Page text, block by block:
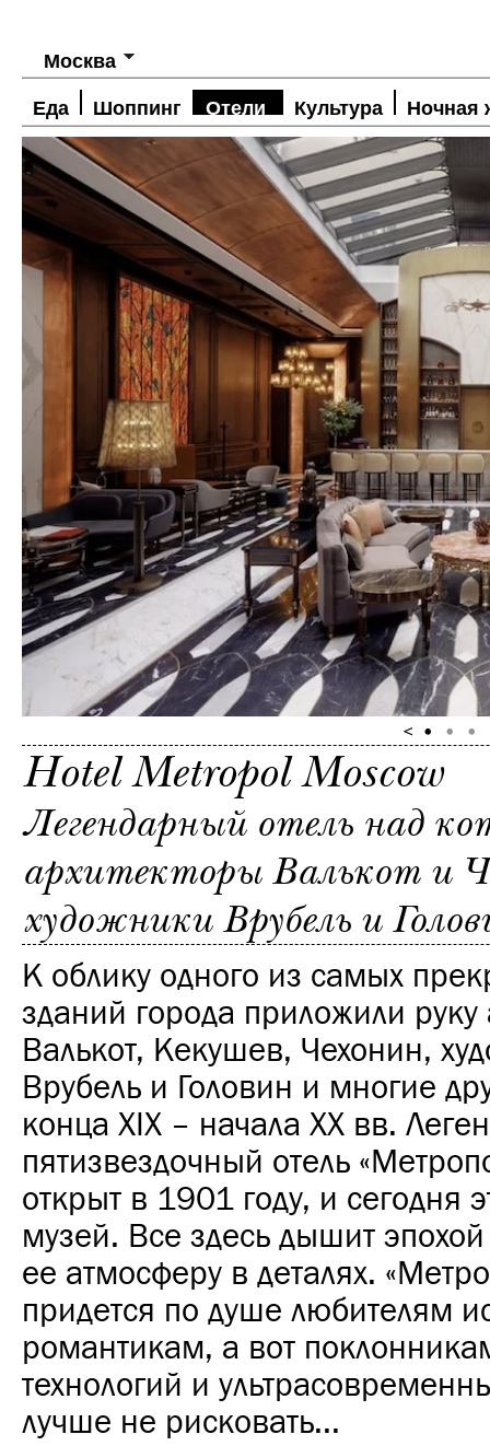
Москва
Еда Шоппинг Отели Культура Ночная
Hotel Metropol Moscow
Легендарный отель над
архитекторы Валькот и
художники Врубель и
К облику одного из самых
зданий города приложили руку
Валькот, Кекушев, Чехонин,
Врубель и Головин и многие
конца XIX – начала XX вв.
пятизвездочный отель
открыт в 1901 году, и сегодня
музей. Все здесь дышит
ее атмосферу в деталях.
придется по душе любителям
романтикам, а вот
технологий и
лучше не рисковать...